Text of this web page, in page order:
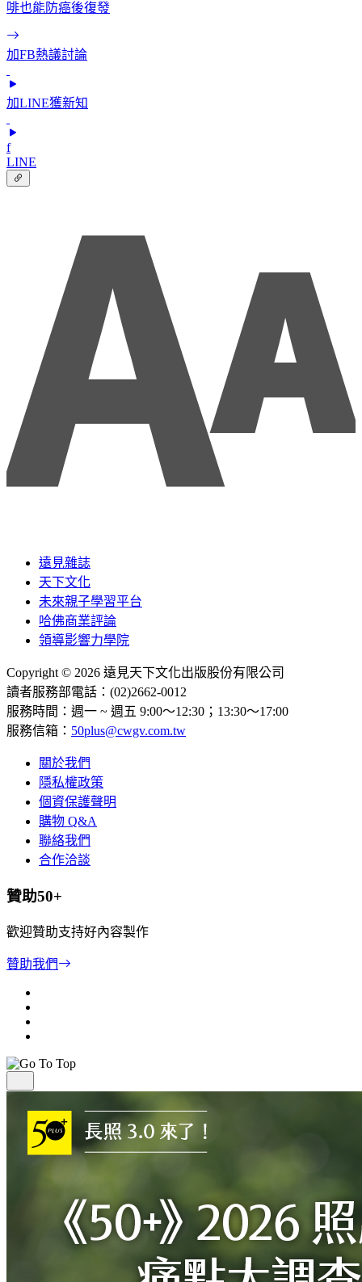
啡也能防癌後復發
加FB熱議討論
加LINE獲新知
f
LINE
遠見雜誌
天下文化
未來親子學習平台
哈佛商業評論
領導影響力學院
Copyright © 2026 遠見天下文化出版股份有限公司
讀者服務部電話：(02)2662-0012
服務時間：週一 ~ 週五 9:00～12:30；13:30～17:00
服務信箱： 50plus@cwgv.com.tw
關於我們
隱私權政策
個資保護聲明
購物 Q&A
聯絡我們
合作洽談
贊助50+
歡迎贊助支持好內容製作
贊助我們